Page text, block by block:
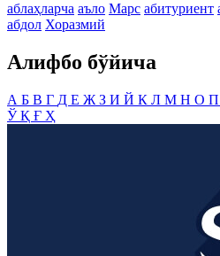
аблаҳларча аъло Марс абитуриент
абдол Хоразмий
Алифбо бўйича
А Б В Г Д Е Ж З И Й К Л М Н О П
ЎҚ Ғ Ҳ